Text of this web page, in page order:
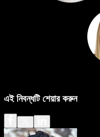
এই নিবন্ধটি শেয়ার করুন